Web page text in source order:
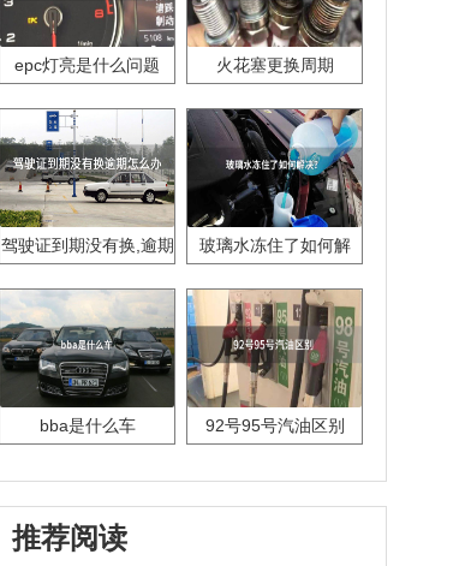
epc灯亮是什么问题 火花塞更换周期
驾驶证到期没有换,逾期
玻璃水冻住了如何解
bba是什么车 92号95号汽油区别
推荐阅读